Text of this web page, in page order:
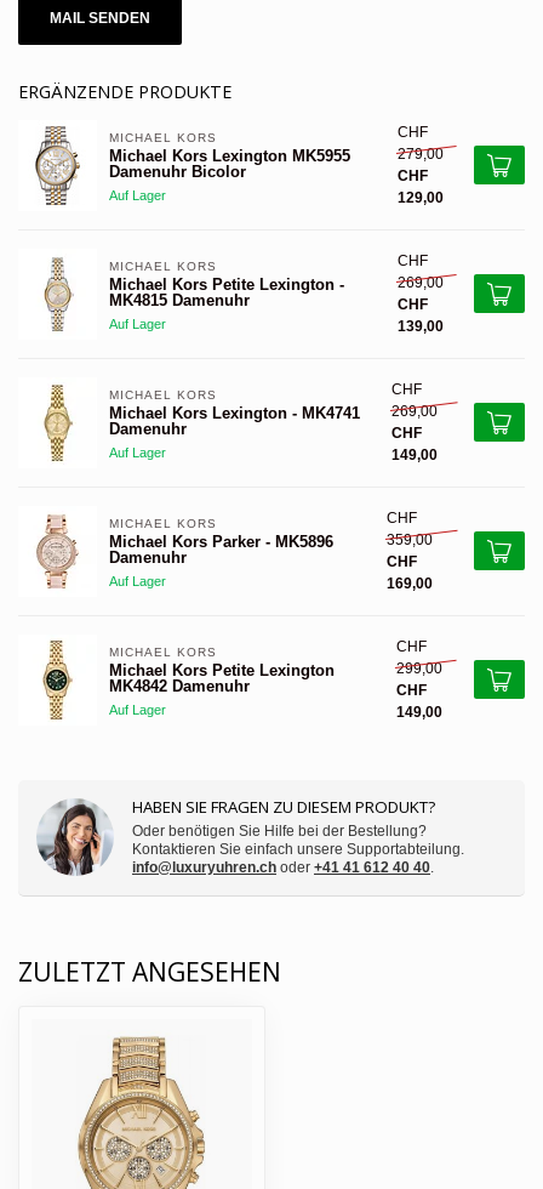
MAIL SENDEN
ERGÄNZENDE PRODUKTE
MICHAEL KORS
Michael Kors Lexington MK5955
Damenuhr Bicolor
Auf Lager
CHF
279,00
CHF
129,00
MICHAEL KORS
Michael Kors Petite Lexington -
MK4815 Damenuhr
Auf Lager
CHF
269,00
CHF
139,00
MICHAEL KORS
Michael Kors Lexington - MK4741
Damenuhr
Auf Lager
CHF
269,00
CHF
149,00
MICHAEL KORS
Michael Kors Parker - MK5896
Damenuhr
Auf Lager
CHF
359,00
CHF
169,00
MICHAEL KORS
Michael Kors Petite Lexington
MK4842 Damenuhr
Auf Lager
CHF
299,00
CHF
149,00
HABEN SIE FRAGEN ZU DIESEM PRODUKT?
Oder benötigen Sie Hilfe bei der Bestellung?
Kontaktieren Sie einfach unsere Supportabteilung.
info@luxuryuhren.ch oder +41 41 612 40 40
ZULETZT ANGESEHEN